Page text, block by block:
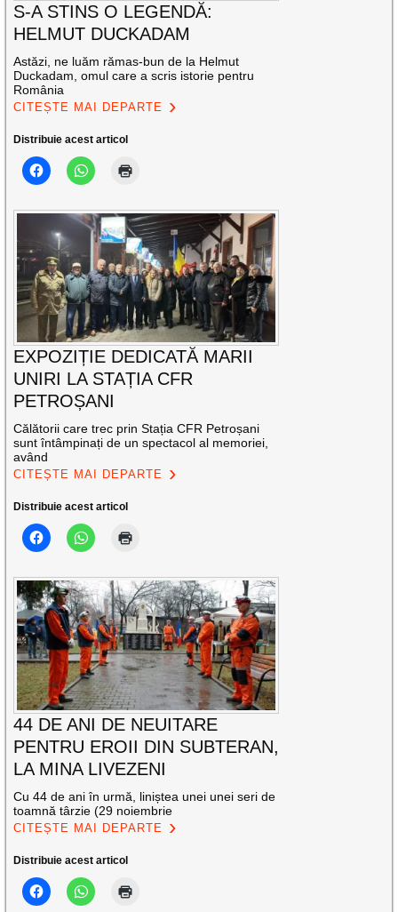
S-A STINS O LEGENDĂ:
HELMUT DUCKADAM
Astăzi, ne luăm rămas-bun de la Helmut
Duckadam, omul care a scris istorie pentru
România
CITEȘTE MAI DEPARTE
Distribuie acest articol
EXPOZIȚIE DEDICATĂ MARII
UNIRI LA STAȚIA CFR
PETROȘANI
Călătorii care trec prin Stația CFR Petroșani
sunt întâmpinați de un spectacol al memoriei,
având
CITEȘTE MAI DEPARTE
Distribuie acest articol
44 DE ANI DE NEUITARE
PENTRU EROII DIN SUBTERAN,
LA MINA LIVEZENI
Cu 44 de ani în urmă, liniștea unei unei seri de
toamnă târzie (29 noiembrie
CITEȘTE MAI DEPARTE
Distribuie acest articol